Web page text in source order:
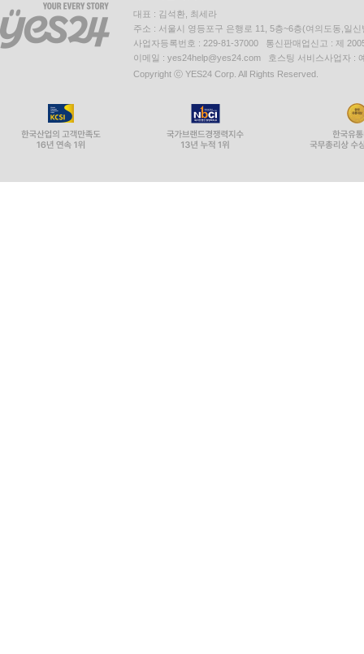
대표 : 김석환, 최세라
주소 : 서울시 영등포구 은행로 11, 5층~6층(여의도동,일신
사업자등록번호 : 229-81-37000 통신판매업신고 : 제
이메일 : yes24help@yes24.com 호스팅 서비스사업자 :
Copyright ⓒ YES24 Corp. All Rights Reserved.